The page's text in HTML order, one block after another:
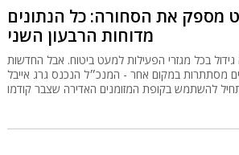
מספק את הסחורה: כל הנתונים
מדוחות הרבעון השני
גידול בכל מגזרי הפעילות למעט ביטוח. אבל החדשות
מסתתרות במקום אחר - המנכ״ל הנכנס גרג אייבל
להשתמש בקופת המזומנים האדירה שצבר קודמו